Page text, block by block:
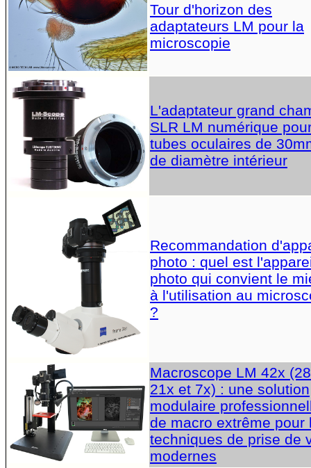
Tour d'horizon des
adaptateurs LM pour la
microscopie
L'adaptateur grand
SLR LM numérique
tubes oculaires de
de diamètre intérieur
Recommandation
photo : quel est
photo qui convient le
à l'utilisation au
?
Macroscope LM 42x
21x et 7x) : une solution
modulaire
de macro extrême pour
techniques de prise de
modernes